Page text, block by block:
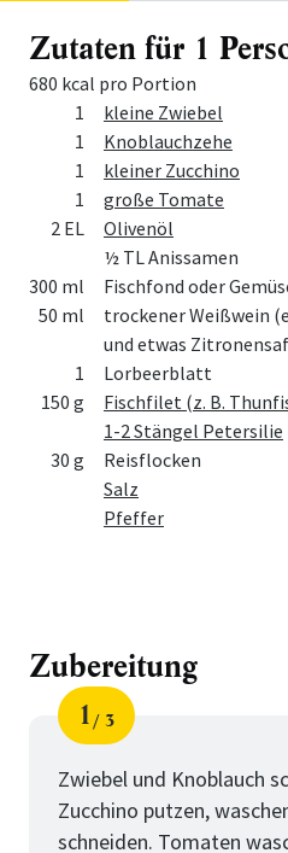
Zutaten für 1
680 kcal pro Portion
Menge Zutat
1
kleine Zwiebel
1
Knoblauchzehe
1
kleiner Zucchino
1
große Tomate
2 EL
Olivenöl
½ TL Anissamen
300 ml
Fischfond oder
50 ml
trockener Weißwein
und etwas
1
Lorbeerblatt
150 g
Fischfilet (z. B.
1-2 Stängel Petersilie
30 g
Reisflocken
Salz
Pfeffer
Zubereitung
Schritt
1
von
3
Zwiebel und Knoblauch
Zucchino putzen,
schneiden. Tomaten